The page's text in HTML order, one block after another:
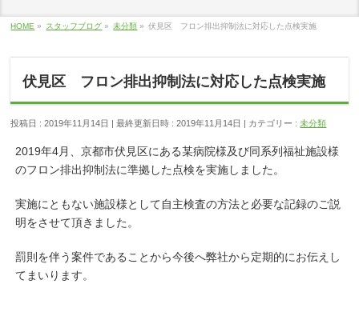
HOME » スタッフブログ » 未分類 » 伏見区 フロン排出抑制法に対応した点検実施
伏見区 フロン排出抑制法に対応した点検実施
投稿日 : 2019年11月14日 最終更新日時 : 2019年11月14日 カテゴリー :未分類
2019年4月、京都市伏見区にある某病院様及び同系列福祉施設様
のフロン排出抑制法に準拠した点検を実施しました。
実施にともない施設様として自主検査の方法と必要な記録のご説
明をさせて頂きました。
罰則を伴う案件であることから今後へ弊社から定期的にお伝えし
てまいります。